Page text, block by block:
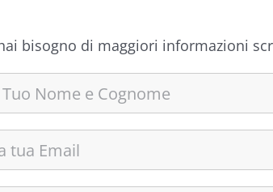
bisogno di maggiori informazioni